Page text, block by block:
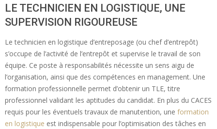
LE TECHNICIEN EN LOGISTIQUE, UNE
SUPERVISION RIGOUREUSE
Le technicien en logistique d’entreposage (ou chef d’entrepôt)
s’occupe de l’activité de l’entrepôt et supervise le travail de son
équipe. Ce poste à responsabilités nécessite un sens aigu de
l’organisation, ainsi que des compétences en management. Une
formation professionnelle permet d’obtenir un TLE, titre
professionnel validant les aptitudes du candidat. En plus du CACES
requis pour les éventuels travaux de manutention, une formation
en logistique est indispensable pour l’optimisation des tâches en